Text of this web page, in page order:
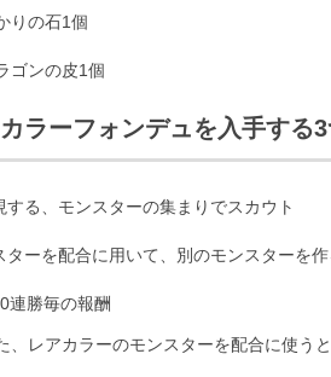
りの石1個
ゴンの皮1個
ラーフォンデュを入手する
する、モンスターの集まりでスカウト
ターを配合に用いて、別のモンスターを
連勝毎の報酬
、レアカラーのモンスターを配合に使う